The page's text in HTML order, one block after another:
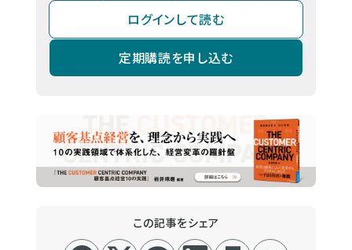
ログインして読む
定期購読を申し込む
この記事をシェア